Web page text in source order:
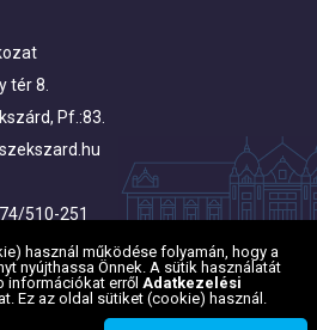
használ működése folyamán, hogy a
nyújthassa Önnek. A sütik használatát
információkat erről Adatkezelési
Ez az oldal sütiket (cookie) használ.
tér 8.
Pf.:83.
510-251